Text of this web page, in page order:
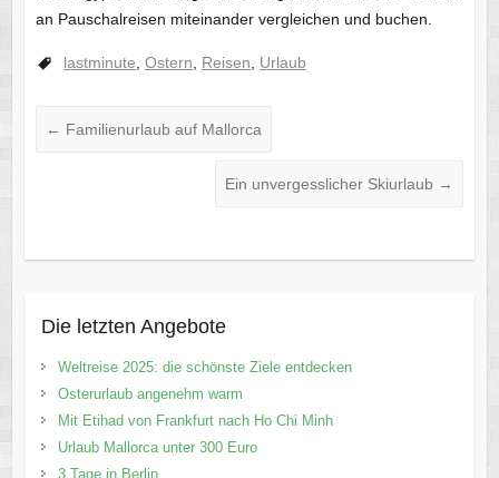
an Pauschalreisen miteinander vergleichen und buchen.
lastminute Ostern Reisen Urlaub
← Familienurlaub auf Mallorca
Ein unvergesslicher Skiurlaub →
Die letzten Angebote
Weltreise 2025: die schönste Ziele entdecken
Osterurlaub angenehm warm
Mit Etihad von Frankfurt nach Ho Chi Minh
Urlaub Mallorca unter 300 Euro
3 Tage in Berlin